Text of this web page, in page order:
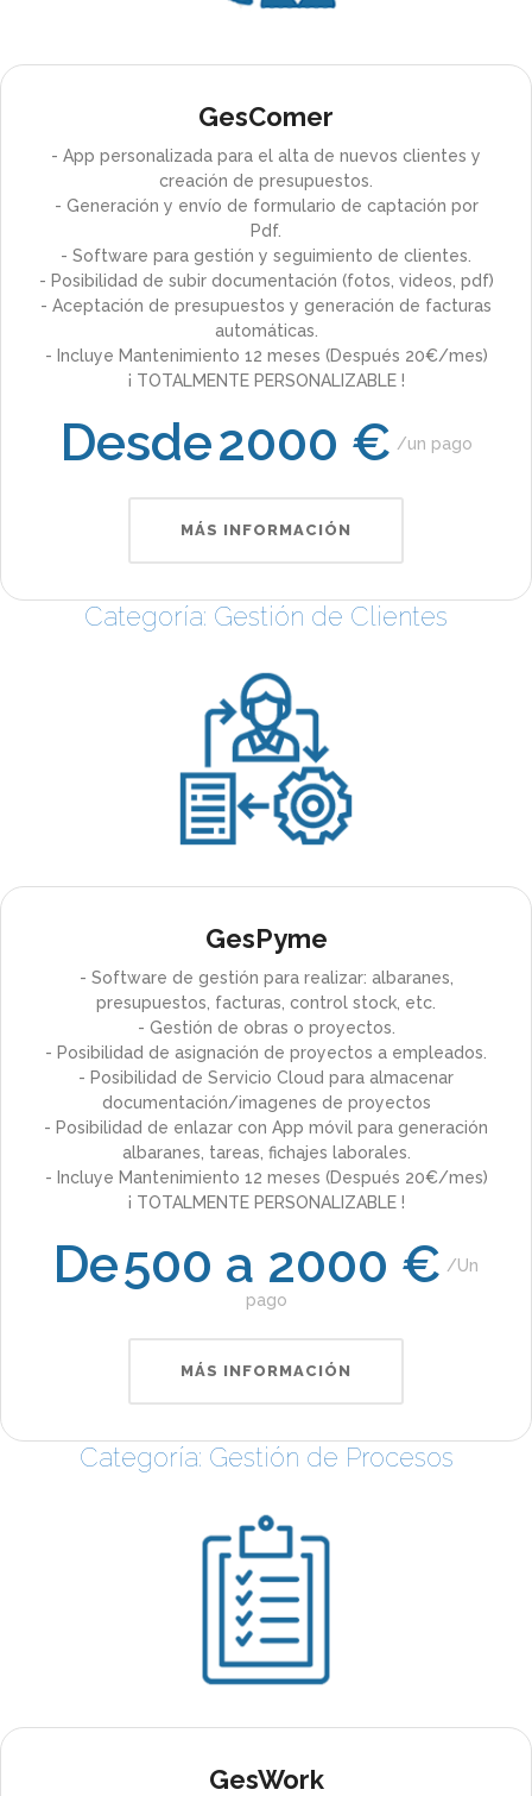
GesComer
- App personalizada para el alta de nuevos clientes y
creación de presupuestos.
- Generación y envío de formulario de captación por
Pdf.
- Software para gestión y seguimiento de clientes.
- Posibilidad de subir documentación (fotos, videos, pdf)
- Aceptación de presupuestos y generación de facturas
automáticas.
- Incluye Mantenimiento 12 meses (Después 20€/mes)
¡ TOTALMENTE PERSONALIZABLE !
Desde2000 € un pago
MÁS INFORMACIÓN
Categoría: Gestión de Clientes
GesPyme
- Software de gestión para realizar: albaranes,
presupuestos, facturas, control stock, etc.
- Gestión de obras o proyectos.
- Posibilidad de asignación de proyectos a empleados.
- Posibilidad de Servicio Cloud para almacenar
documentación/imagenes de proyectos
- Posibilidad de enlazar con App móvil para generación
albaranes, tareas, fichajes laborales.
- Incluye Mantenimiento 12 meses (Después 20€/mes)
¡ TOTALMENTE PERSONALIZABLE !
De500 a 2000 €
Un
pago
MÁS INFORMACIÓN
Categoría: Gestión de Procesos
GesWork